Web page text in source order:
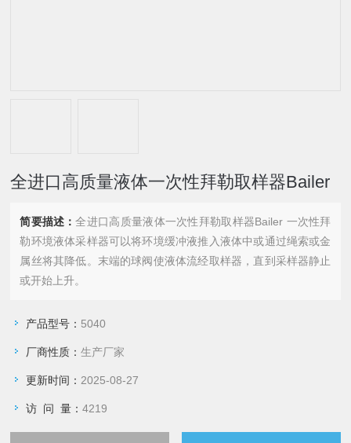
全进口高质量液体一次性拜勒取样器Bailer
简要描述：全进口高质量液体一次性拜勒取样器Bailer 一次性拜
勒环境液体采样器可以将环境缓冲液推入液体中或通过绳索或金
属丝将其降低。末端的球阀使液体流经取样器，直到采样器静止
或开始上升。
产品型号： 5040
厂商性质：生产厂家
更新时间： 2025-08-27
访 问 量：4219